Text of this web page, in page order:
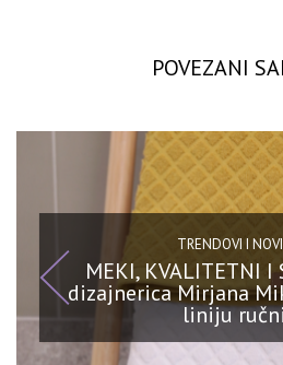
POVEZANI
TRENDOVI I
MEKI, KVALITETNI I
dizajnerica Mirjana
liniju